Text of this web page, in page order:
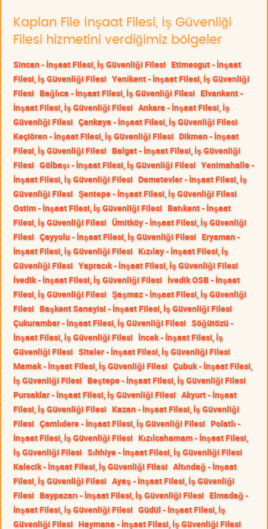
Kaplan File İnşaat Filesi, İş Güvenliği
Filesi hizmetini verdiğimiz bölgeler
Sincan - İnşaat Filesi, İş Güvenliği Filesi Etimesgut - İnşaat
Filesi, İş Güvenliği Filesi Yenikent - İnşaat Filesi, İş Güvenliği
Filesi Bağlıca - İnşaat Filesi, İş Güvenliği Filesi Elvankent -
İnşaat Filesi, İş Güvenliği Filesi Ankara - İnşaat Filesi, İş
Güvenliği Filesi Çankaya - İnşaat Filesi, İş Güvenliği Filesi
Keçiören - İnşaat Filesi, İş Güvenliği Filesi Dikmen - İnşaat
Filesi, İş Güvenliği Filesi Balgat - İnşaat Filesi, İş Güvenliği
Filesi Gölbaşı - İnşaat Filesi, İş Güvenliği Filesi Yenimahalle -
İnşaat Filesi, İş Güvenliği Filesi Demetevler - İnşaat Filesi, İş
Güvenliği Filesi Şentepe - İnşaat Filesi, İş Güvenliği Filesi
Ostim - İnşaat Filesi, İş Güvenliği Filesi Batıkent - İnşaat
Filesi, İş Güvenliği Filesi Ümitköy - İnşaat Filesi, İş Güvenliği
Filesi Çayyolu - İnşaat Filesi, İş Güvenliği Filesi Eryaman -
İnşaat Filesi, İş Güvenliği Filesi Kızılay - İnşaat Filesi, İş
Güvenliği Filesi Yapracık - İnşaat Filesi, İş Güvenliği Filesi
İvedik - İnşaat Filesi, İş Güvenliği Filesi İvedik OSB - İnşaat
Filesi, İş Güvenliği Filesi Şaşmaz - İnşaat Filesi, İş Güvenliği
Filesi Başkent Sanayisi - İnşaat Filesi, İş Güvenliği Filesi
Çukurambar - İnşaat Filesi, İş Güvenliği Filesi Söğütözü -
İnşaat Filesi, İş Güvenliği Filesi İncek - İnşaat Filesi, İş
Güvenliği Filesi Siteler - İnşaat Filesi, İş Güvenliği Filesi
Mamak - İnşaat Filesi, İş Güvenliği Filesi Çubuk - İnşaat Filesi,
İş Güvenliği Filesi Beştepe - İnşaat Filesi, İş Güvenliği Filesi
Pursaklar - İnşaat Filesi, İş Güvenliği Filesi Akyurt - İnşaat
Filesi, İş Güvenliği Filesi Kazan - İnşaat Filesi, İş Güvenliği
Filesi Çamlıdere - İnşaat Filesi, İş Güvenliği Filesi Polatlı -
İnşaat Filesi, İş Güvenliği Filesi Kızılcahamam - İnşaat Filesi,
İş Güvenliği Filesi Sıhhiye - İnşaat Filesi, İş Güvenliği Filesi
Kalecik - İnşaat Filesi, İş Güvenliği Filesi Altındağ - İnşaat
Filesi, İş Güvenliği Filesi Ayaş - İnşaat Filesi, İş Güvenliği
Filesi Baypazarı - İnşaat Filesi, İş Güvenliği Filesi Elmadağ -
İnşaat Filesi, İş Güvenliği Filesi Güdül - İnşaat Filesi, İş
Güvenliği Filesi Haymana - İnşaat Filesi, İş Güvenliği Filesi